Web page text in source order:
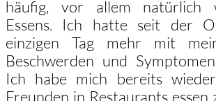
häufig, vor allem natürlich
Essens. Ich hatte seit der
einzigen Tag mehr mit
Beschwerden und
Ich habe mich bereits
Freunden in Restaurants essen